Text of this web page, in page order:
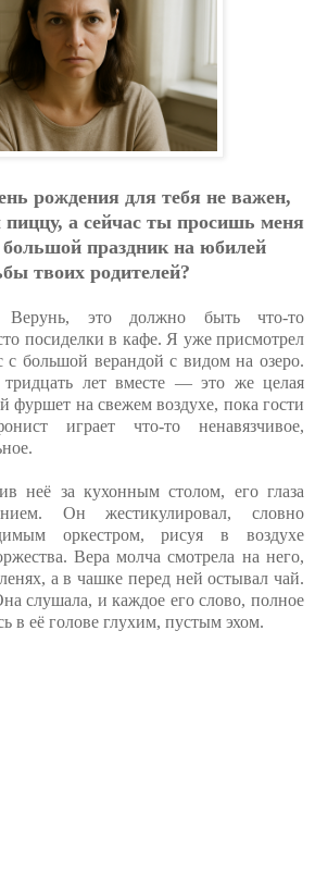
poждeния для тeбя нe вaжeн,
пиццу, a ceйчac ты пpocишь мeня
бoльшoй пpaздник нa юбилeй
твoих poдитeлeй?
Верунь, это должно быть что-то
посиделки в кафе. Я уже присмотрел
с большой верандой с видом на озеро.
тридцать лет вместе — это же целая
фуршет на свежем воздухе, пока гости
играет что-то ненавязчивое,
неё за кухонным столом, его глаза
Он жестикулировал, словно
оркестром, рисуя в воздухе
Вера молча смотрела на него,
а в чашке перед ней остывал чай.
слушала, и каждое его слово, полное
в её голове глухим, пустым эхом.